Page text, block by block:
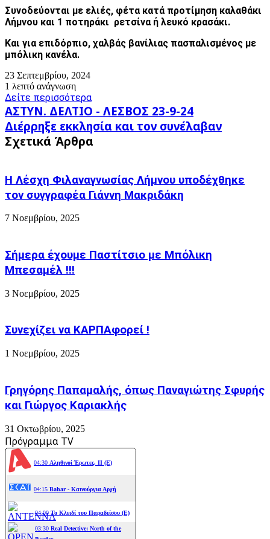
Συνοδεύονται με ελιές, φέτα κατά προτίμηση καλαθάκι
Λήμνου και 1 ποτηράκι ρετσίνα ή λευκό κρασάκι.
Και για επιδόρπιο, χαλβάς βανίλιας πασπαλισμένος με
μπόλικη κανέλα.
23 Σεπτεμβρίου, 2024
1 λεπτό ανάγνωση
Δείτε περισσότερα
ΑΣΤΥΝ.
ΔΕΛΤΙΟ
-
ΛΕΣΒΟΣ
24
ΑΣΤΥΝ. ΔΕΛΤΙΟ - ΛΕΣΒΟΣ 23-9-24
Διέρρηξε
εκκλησία
και
Διέρρηξε εκκλησία και τον συνέλαβαν
Σχετικά Άρθρα
Η Λέσχη Φιλαναγνωσίας Λήμνου υποδέχθηκε
τον συγγραφέα Γιάννη Μακριδάκη
7 Νοεμβρίου, 2025
Σήμερα έχουμε Παστίτσιο με Μπόλικη
Μπεσαμέλ !!!
3 Νοεμβρίου, 2025
Συνεχίζει να ΚΑΡΠΑφορεί !
1 Νοεμβρίου, 2025
Γρηγόρης Παπαμαλής, όπως Παναγιώτης Σφυρής
και Γιώργος Καριακλής
31 Οκτωβρίου, 2025
Πρόγραμμα TV